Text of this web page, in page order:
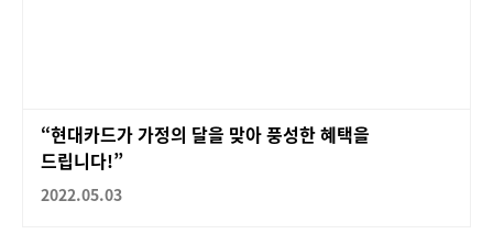
“현대카드가 가정의 달을 맞아 풍성한 혜택을
드립니다!”
2022.05.03